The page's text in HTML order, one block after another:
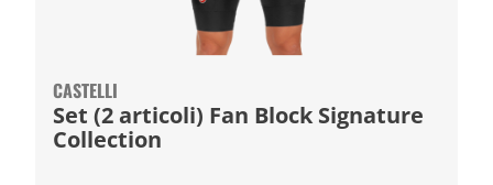
CASTELLI
Set (2 articoli) Fan Block Signature
Collection